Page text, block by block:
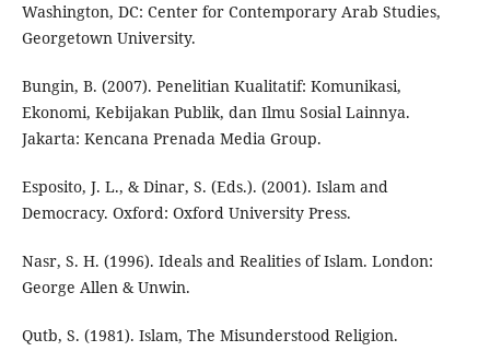
Washington, DC: Center for Contemporary Arab Studies,
Georgetown University.
Bungin, B. (2007). Penelitian Kualitatif: Komunikasi,
Ekonomi, Kebijakan Publik, dan Ilmu Sosial Lainnya.
Jakarta: Kencana Prenada Media Group.
Esposito, J. L., & Dinar, S. (Eds.). (2001). Islam and
Democracy. Oxford: Oxford University Press.
Nasr, S. H. (1996). Ideals and Realities of Islam. London:
George Allen & Unwin.
Qutb, S. (1981). Islam, The Misunderstood Religion.